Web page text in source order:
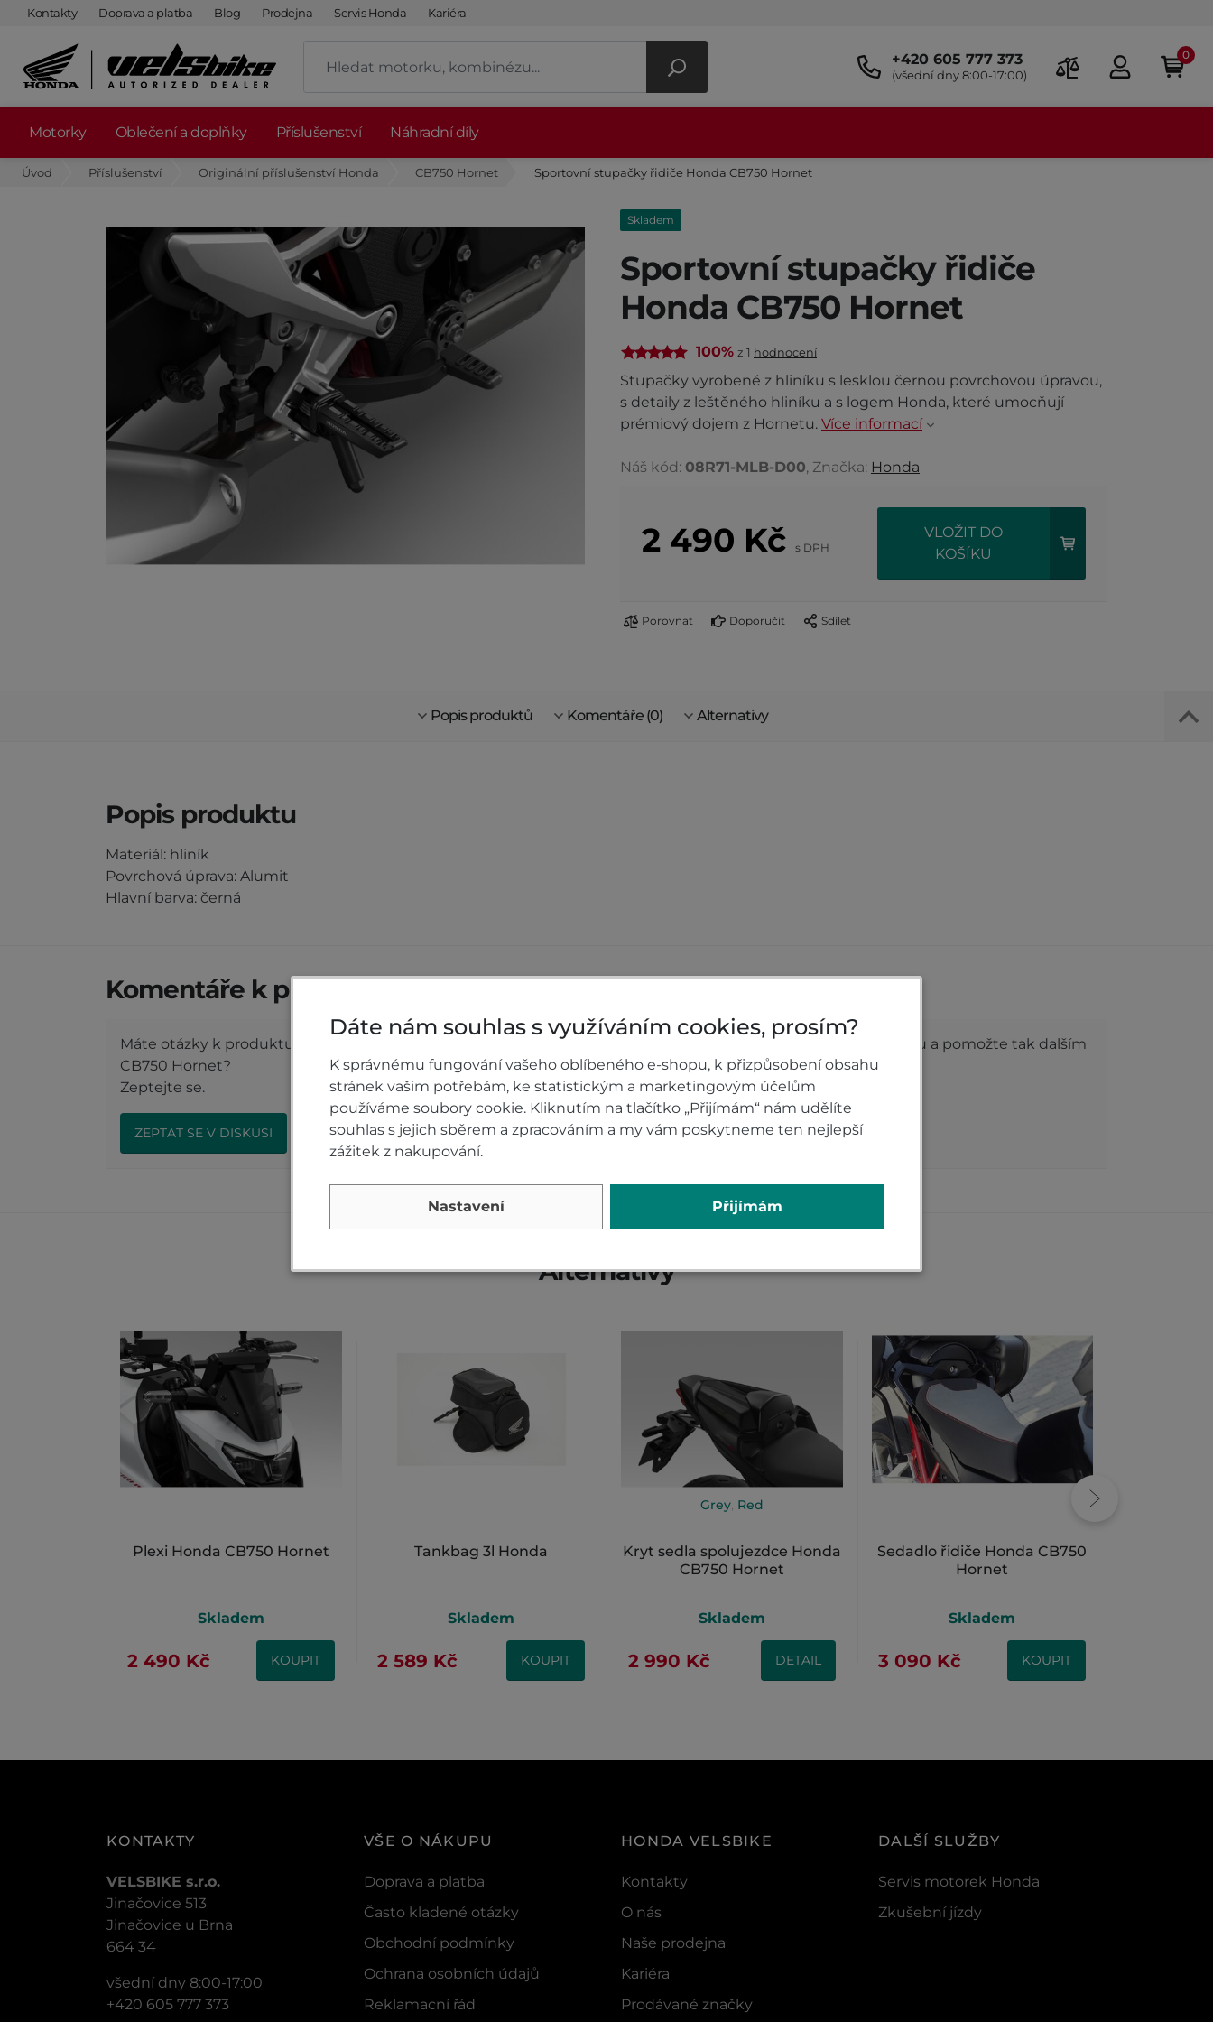
Kontakty Doprava a platba Blog Prodejna Servis Honda Kariéra
+420 605 777 373
(všední dny 8:00-17:00)
0
Motorky Oblečení a doplňky Příslušenství Náhradní díly
Úvod Příslušenství Originální příslušenství Honda CB750 Hornet Sportovní stupačky řidiče Honda CB750 Hornet
Skladem
Sportovní stupačky řidiče
Honda CB750 Hornet
100% z 1 hodnocení
Stupačky vyrobené z hliníku s lesklou černou povrchovou úpravou,
s detaily z leštěného hliníku a s logem Honda, které umocňují
prémiový dojem z Hornetu. Více informací
Náš kód: 08R71-MLB-D00, Značka: Honda
2 490 Kč s DPH
VLOŽIT DO
KOŠÍKU
Porovnat Doporučit Sdílet
Popis produktů Komentáře (0) Alternativy
Popis produktu
Materiál: hliník
Povrchová úprava: Alumit
Hlavní barva: černá
Komentáře k produktu (0)
Máte otázky k produktu: Sportovní stupačky řidiče Honda
CB750 Hornet?
Zeptejte se.
ZEPTAT SE V DISKUSI
Přidejte vlastní hodnocení produktu a pomožte tak dalším
nakupujícím.
Hodnoťte.
PŘIDAT VLASTNÍ HODNOCENÍ
Alternativy
Plexi Honda CB750 Hornet
Skladem
2 490 Kč KOUPIT
Tankbag 3l Honda
Skladem
2 589 Kč KOUPIT
Grey, Red
Kryt sedla spolujezdce Honda
CB750 Hornet
Skladem
2 990 Kč DETAIL
Sedadlo řidiče Honda CB750
Hornet
Skladem
3 090 Kč KOUPIT
KONTAKTY
VELSBIKE s.r.o.
Jinačovice 513
Jinačovice u Brna
664 34
všední dny 8:00-17:00
+420 605 777 373
VŠE O NÁKUPU
Doprava a platba
Často kladené otázky
Obchodní podmínky
Ochrana osobních údajů
Reklamacní řád
HONDA VELSBIKE
Kontakty
O nás
Naše prodejna
Kariéra
Prodávané značky
DALŠÍ SLUŽBY
Servis motorek Honda
Zkušební jízdy
Dáte nám souhlas s využíváním cookies, prosím?
K správnému fungování vašeho oblíbeného e-shopu, k přizpůsobení obsahu
stránek vašim potřebám, ke statistickým a marketingovým účelům
používáme soubory cookie. Kliknutím na tlačítko „Přijímám“ nám udělíte
souhlas s jejich sběrem a zpracováním a my vám poskytneme ten nejlepší
zážitek z nakupování.
Nastavení Přijímám